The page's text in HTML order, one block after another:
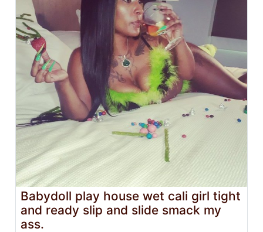
Babydoll play house wet cali girl tight
and ready slip and slide smack my
ass.